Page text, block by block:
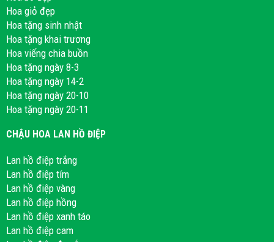
Hoa giỏ đẹp
Hoa tặng sinh nhật
Hoa tặng khai trương
Hoa viếng chia buồn
Hoa tặng ngày 8-3
Hoa tặng ngày 14-2
Hoa tặng ngày 20-10
Hoa tặng ngày 20-11
CHẬU HOA LAN HỒ ĐIỆP
Lan hồ điệp trắng
Lan hồ điệp tím
Lan hồ điệp vàng
Lan hồ điệp hồng
Lan hồ điệp xanh táo
Lan hồ điệp cam